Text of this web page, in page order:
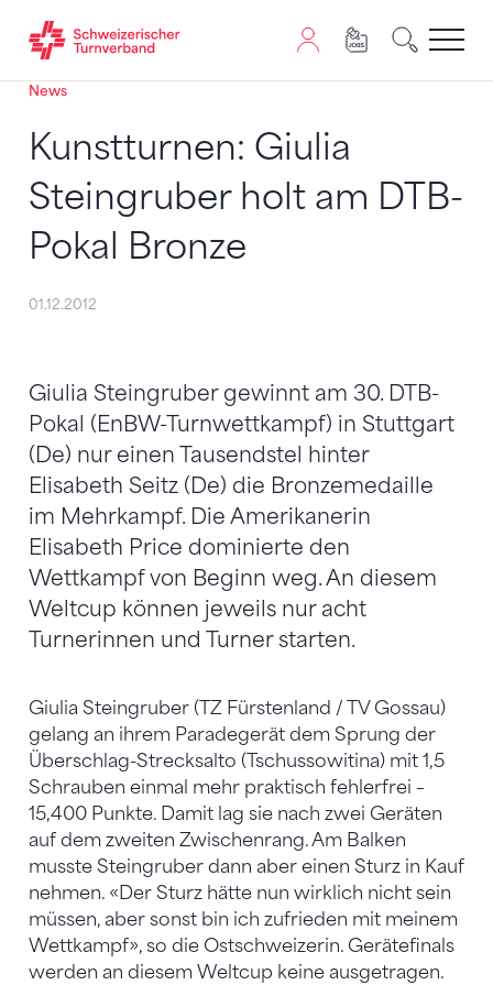
Zum Inhalt springen
Zur Sitemap navigieren
Zum Navigieren dieser Seite wird JavaScript benötigt.
News
Kunstturnen: Giulia
Steingruber holt am DTB-
Pokal Bronze
01.12.2012
Giulia Steingruber gewinnt am 30. DTB-
Pokal (EnBW-Turnwettkampf) in Stuttgart
(De) nur einen Tausendstel hinter
Elisabeth Seitz (De) die Bronzemedaille
im Mehrkampf. Die Amerikanerin
Elisabeth Price dominierte den
Wettkampf von Beginn weg. An diesem
Weltcup können jeweils nur acht
Turnerinnen und Turner starten.
Giulia Steingruber (TZ Fürstenland / TV Gossau)
gelang an ihrem Paradegerät dem Sprung der
Überschlag-Strecksalto (Tschussowitina) mit 1,5
Schrauben einmal mehr praktisch fehlerfrei –
15,400 Punkte. Damit lag sie nach zwei Geräten
auf dem zweiten Zwischenrang. Am Balken
musste Steingruber dann aber einen Sturz in Kauf
nehmen. «Der Sturz hätte nun wirklich nicht sein
müssen, aber sonst bin ich zufrieden mit meinem
Wettkampf», so die Ostschweizerin. Gerätefinals
werden an diesem Weltcup keine ausgetragen.